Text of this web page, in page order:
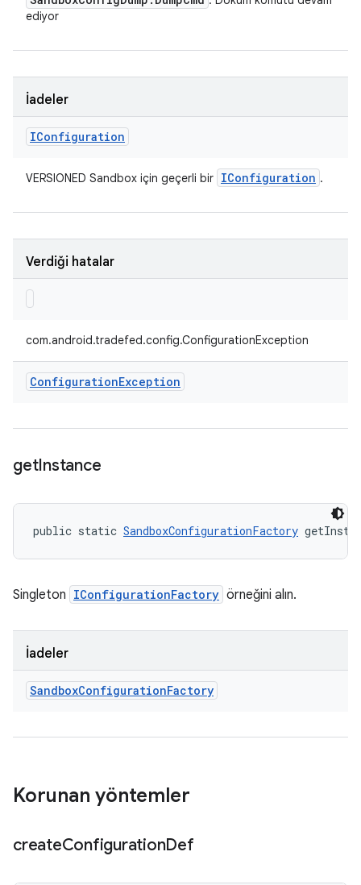
ediyor
İadeler
IConfiguration
VERSIONED Sandbox için geçerli bir IConfiguration .
Verdiği hatalar
com.android.tradefed.config.ConfigurationException
ConfigurationException
getInstance
public static SandboxConfigurationFactory
Singleton IConfigurationFactory örneğini alın.
İadeler
SandboxConfigurationFactory
Korunan yöntemler
createConfigurationDef